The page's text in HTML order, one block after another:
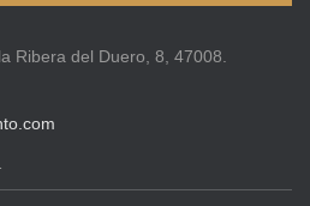
Ribera del Duero, 8, 47008.